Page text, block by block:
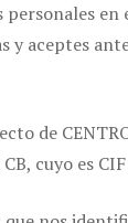
en
y aceptes
de
cuyo es